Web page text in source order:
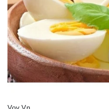
Sức khỏe
Dinh dưỡng - món ngon